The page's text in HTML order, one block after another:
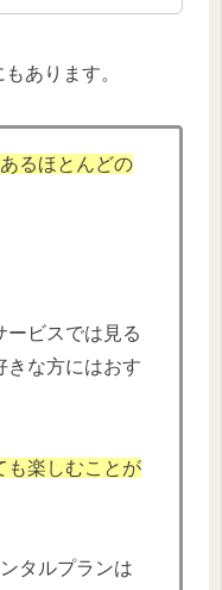
あります。
るほとんどの
ービスでは見る
きな方にはおす
も楽しむことが
タルプランは